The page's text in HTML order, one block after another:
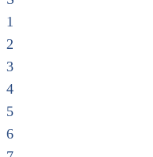
1
2
3
4
5
6